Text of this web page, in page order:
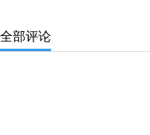
全部评论